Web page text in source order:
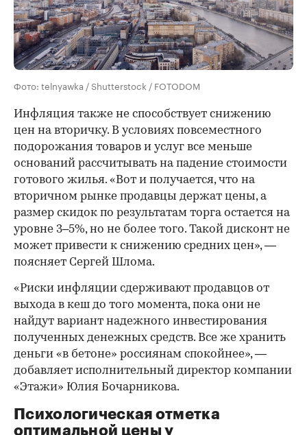
Фото: telnyawka / Shutterstock / FOTODOM
Инфляция также не способствует снижению
цен на вторичку. В условиях повсеместного
подорожания товаров и услуг все меньше
оснований рассчитывать на падение стоимости
готового жилья. «Вот и получается, что на
вторичном рынке продавцы держат цены, а
размер скидок по результатам торга остается на
уровне 3–5%, но не более того. Такой дисконт не
может привести к снижению средних цен», —
поясняет Сергей Шлома.
«Риски инфляции сдерживают продавцов от
выхода в кеш до того момента, пока они не
найдут вариант надежного инвестирования
полученных денежных средств. Все же хранить
деньги «в бетоне» россиянам спокойнее», —
добавляет исполнительный директор компании
«Этажи» Юлия Бочарникова.
Психологическая отметка
оптимальной цены у